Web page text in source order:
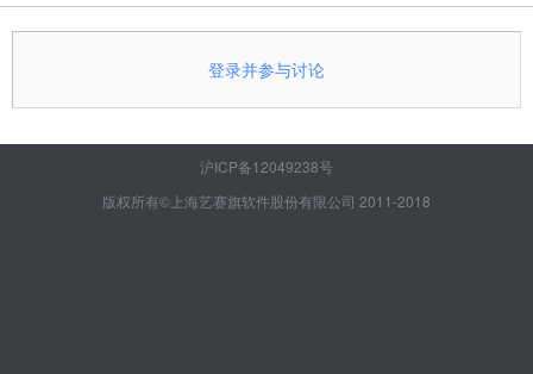
登录并参与讨论
沪ICP备12049238号
版权所有©上海艺赛旗软件股份有限公司 2011-2018